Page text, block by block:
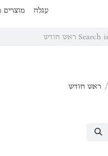
עגלה מוצרים
ראש חודש